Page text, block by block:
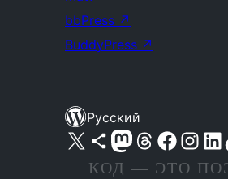
bbPress ↗
BuddyPress ↗
Русский
Посетите нас в X (ранее Twitter)
Посетите нашу учётную запись в Bluesky
Посетите нашу ленту в Mastodon
Посетите нашу учётную запись в Threads
Посетите нашу страницу на
Посетите
Посетите
КОД — ЭТО